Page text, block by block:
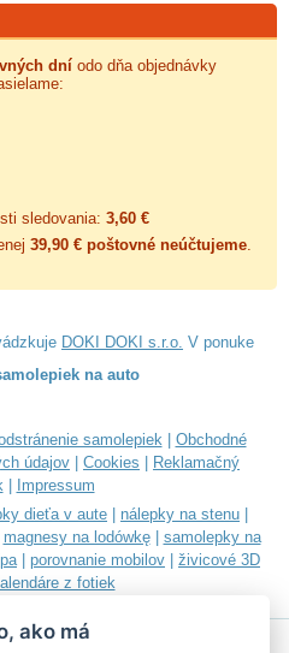
dní odo dňa objednávky
sledovania: 3,60 €
39,90 € poštovné neúčtujeme
DOKI DOKI s.r.o. V ponuke
na auto
samolepiek| Obchodné
údajov Cookies
Reklamačný
|
Impressum
dieťa v aute nálepky na stenu
magnesy na lodówkę| samolepky na
| porovnanie mobilov
živicové 3D
z fotiek
ako má